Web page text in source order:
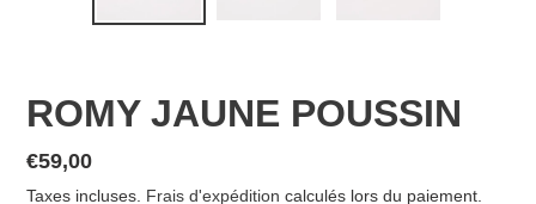
ROMY JAUNE POUSSIN
Prix
normal
€59,00
Taxes incluses. Frais d'expédition calculés lors du paiement.